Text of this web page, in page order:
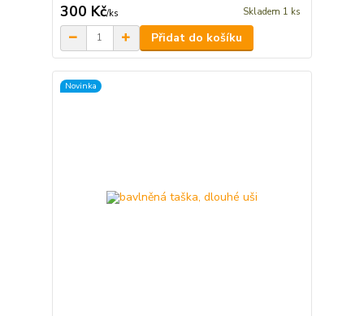
300 Kč/ks Skladem 1 ks
Přidat do košíku
Novinka